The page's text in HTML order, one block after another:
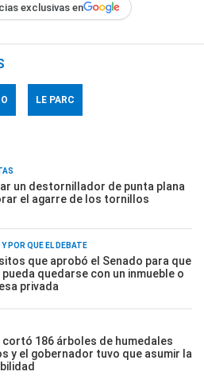
exclusivas en
LE PARC
un destornillador de punta plana
el agarre de los tornillos
POR QUÉ EL DEBATE
que aprobó el Senado para que
quedarse con un inmueble o
privada
cortó 186 árboles de humedales
y el gobernador tuvo que asumir la